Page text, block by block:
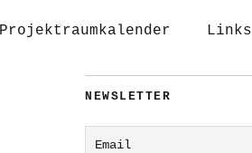
Projektraumkalender Links
NEWSLETTER